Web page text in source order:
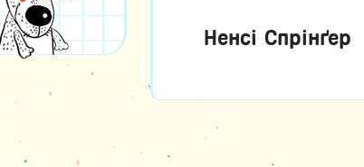
Ненсі Спрінґер